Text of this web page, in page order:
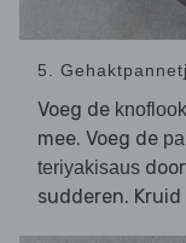
5.
Voeg de knoflook
mee. Voeg de
teriyakisaus
sudderen.